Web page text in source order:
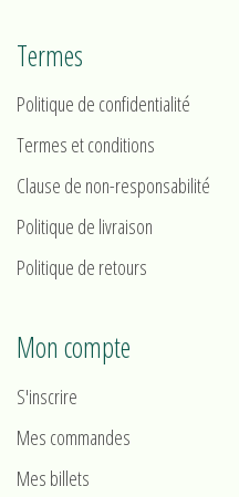
Termes
Politique de confidentialité
Termes et conditions
Clause de non-responsabilité
Politique de livraison
Politique de retours
Mon compte
S'inscrire
Mes commandes
Mes billets